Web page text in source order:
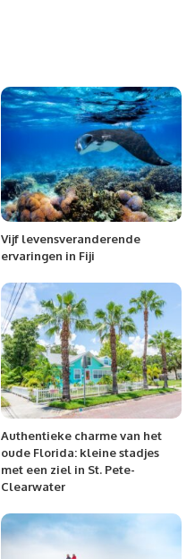
Vijf levensveranderende
ervaringen in Fiji
Authentieke charme van het
oude Florida: kleine stadjes
met een ziel in St. Pete-
Clearwater